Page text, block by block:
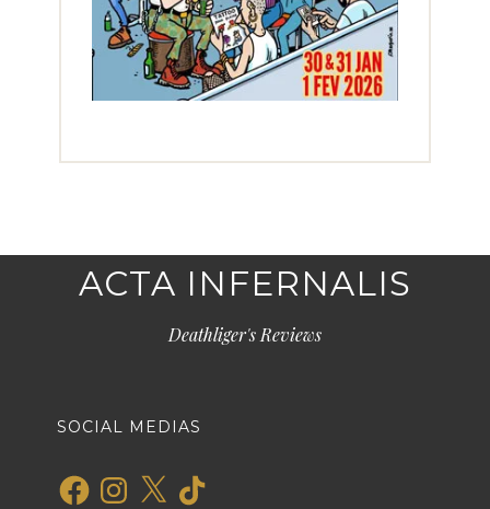
ACTA INFERNALIS
Deathliger's Reviews
SOCIAL MEDIAS
FacebookInstagram
X TikTok